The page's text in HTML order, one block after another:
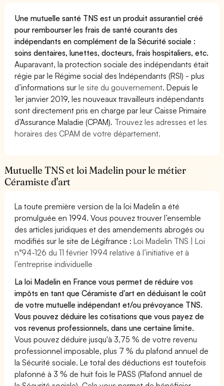
Une mutuelle santé TNS est un produit assurantiel créé
pour rembourser les frais de santé courants des
indépendants en complément de la Sécurité sociale :
soins dentaires, lunettes, docteurs, frais hospitaliers, etc.
Auparavant, la protection sociale des indépendants était
régie par le Régime social des Indépendants (RSI) - plus
d’informations surle site du gouvernement. Depuis le
1er janvier 2019, les nouveaux travailleurs indépendants
sont directement pris en charge par leur Caisse Primaire
d’Assurance Maladie (CPAM). Trouvez les adresses et les
horaires des CPAM de votre département.
Mutuelle TNS et loi Madelin pour le métier
Céramiste d'art
La toute première version de la loi Madelin a été
promulguée en 1994. Vous pouvez trouver l’ensemble
des articles juridiques et des amendements abrogés ou
modifiés sur le site de Légifrance :Loi Madelin TNS | Loi
n°94-126 du 11 février 1994 relative à l’initiative et à
l’entreprise individuelle
La loi Madelin en France vous permet de réduire vos
impôts en tant que Céramiste d'art en déduisant le coût
de votre mutuelle indépendant et/ou prévoyance TNS.
Vous pouvez déduire les cotisations que vous payez de
vos revenus professionnels, dans une certaine limite.
Vous pouvez déduire jusqu'à 3,75 % de votre revenu
professionnel imposable, plus 7 % du plafond annuel de
la Sécurité sociale. Le total des déductions est toutefois
plafonné à 3 % de huit fois le PASS (Plafond annuel de